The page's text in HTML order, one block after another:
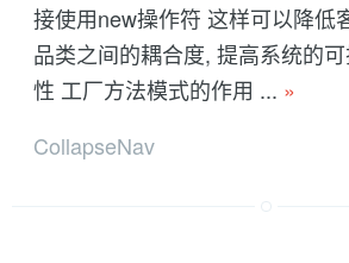
接使用new操作符 这样可以降低
品类之间的耦合度, 提高系统的
性 工厂方法模式的作用 ... »
CollapseNav